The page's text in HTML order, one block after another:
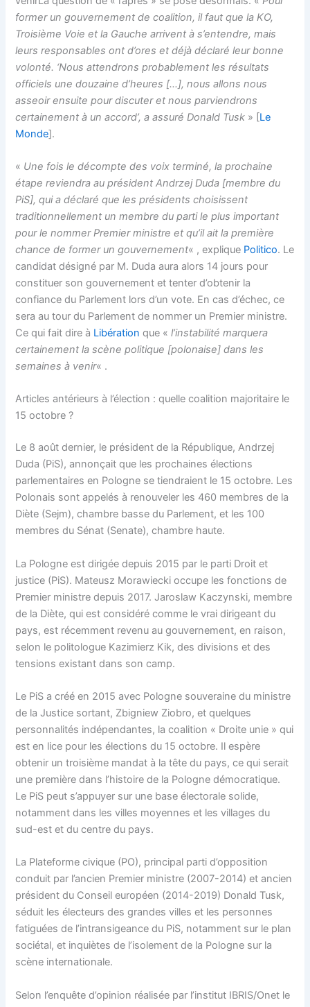
former un gouvernement de coalition, il faut que la KO,
Troisième Voie et la Gauche arrivent à s’entendre, mais
leurs responsables ont d’ores et déjà déclaré leur bonne
volonté. ‘Nous attendrons probablement les résultats
officiels une douzaine d’heures […], nous allons nous
asseoir ensuite pour discuter et nous parviendrons
certainement à un accord’, a assuré Donald Tusk » [Le
Monde].
« Une fois le décompte des voix terminé, la prochaine
étape reviendra au président Andrzej Duda [membre du
PiS], qui a déclaré que les présidents choisissent
traditionnellement un membre du parti le plus important
pour le nommer Premier ministre et qu’il ait la première
chance de former un gouvernement« , explique Politico. Le
candidat désigné par M. Duda aura alors 14 jours pour
constituer son gouvernement et tenter d’obtenir la
confiance du Parlement lors d’un vote. En cas d’échec, ce
sera au tour du Parlement de nommer un Premier ministre.
Ce qui fait dire à Libération que «l’instabilité marquera
certainement la scène politique [polonaise] dans les
semaines à venir« .
Articles antérieurs à l’élection : quelle coalition majoritaire le
15 octobre ?
Le 8 août dernier, le président de la République, Andrzej
Duda (PiS), annonçait que les prochaines élections
parlementaires en Pologne se tiendraient le 15 octobre. Les
Polonais sont appelés à renouveler les 460 membres de la
Diète (Sejm), chambre basse du Parlement, et les 100
membres du Sénat (Senate), chambre haute.
La Pologne est dirigée depuis 2015 par le parti Droit et
justice (PiS). Mateusz Morawiecki occupe les fonctions de
Premier ministre depuis 2017. Jaroslaw Kaczynski, membre
de la Diète, qui est considéré comme le vrai dirigeant du
pays, est récemment revenu au gouvernement, en raison,
selon le politologue Kazimierz Kik, des divisions et des
tensions existant dans son camp.
Le PiS a créé en 2015 avec Pologne souveraine du ministre
de la Justice sortant, Zbigniew Ziobro, et quelques
personnalités indépendantes, la coalition « Droite unie » qui
est en lice pour les élections du 15 octobre. Il espère
obtenir un troisième mandat à la tête du pays, ce qui serait
une première dans l’histoire de la Pologne démocratique.
Le PiS peut s’appuyer sur une base électorale solide,
notamment dans les villes moyennes et les villages du
sud-est et du centre du pays.
La Plateforme civique (PO), principal parti d’opposition
conduit par l’ancien Premier ministre (2007-2014) et ancien
président du Conseil européen (2014-2019) Donald Tusk,
séduit les électeurs des grandes villes et les personnes
fatiguées de l’intransigeance du PiS, notamment sur le plan
sociétal, et inquiètes de l’isolement de la Pologne sur la
scène internationale.
Selon l’enquête d’opinion réalisée par l’institut IBRIS/Onet le